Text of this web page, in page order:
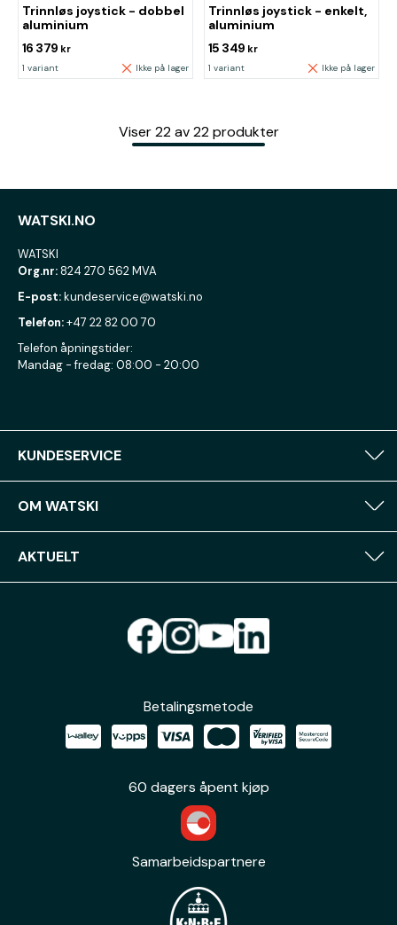
Trinnløs joystick - dobbel
aluminium
16 379 kr
1 variant Ikke på lager
Trinnløs joystick - enkelt,
aluminium
15 349 kr
1 variant Ikke på lager
Viser 22 av 22 produkter
WATSKI.NO
WATSKI
Org.nr:824 270 562 MVA
E-post:kundeservice@watski.no
Telefon:+47 22 82 00 70
Telefon åpningstider:
Mandag - fredag: 08:00 - 20:00
KUNDESERVICE
OM WATSKI
AKTUELT
Betalingsmetode
60 dagers åpent kjøp
Samarbeidspartnere